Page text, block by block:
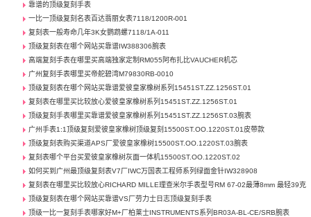
靠谱的顶级复刻手表
一比一顶级复刻名表百达翡丽女表7118/1200R-001
复刻表一般寿命几年3K女鹦鹉螺7118/1A-011
顶级复刻表在哪个网站买靠谱IW388306腕表
高端复刻手表在哪里买高端独家定制RM055阿布扎比VAUCHER机芯
广州复刻手表哪里买帝舵碧湾M79830RB-0010
顶级复刻表在哪个网站买靠谱爱彼皇家橡树系列15451ST.ZZ.1256ST.01
复刻表在哪里买比较放心爱彼皇家橡树系列15451ST.ZZ.1256ST.01
顶级复刻手表哪里买靠谱爱彼皇家橡树系列15451ST.ZZ.1256ST.03腕表
广州手表1:1顶级复刻爱彼皇家橡树顶级复刻15500ST.OO.1220ST.01皮带款
顶级复刻表购买渠道APS厂爱彼皇家橡树15500ST.OO.1220ST.03腕表
复刻表哪个平台买爱彼皇家橡树灰面一体机15500ST.OO.1220ST.02
如何买到广州最顶级复刻表V7厂IWC万国表工程师系列绿面金针IW328908
复刻表在哪里买比较放心RICHARD MILLE理查米尔手表型号RM 67-02最薄8mm 最轻39克
顶级复刻表在哪个网站买靠谱VS厂劳力士日志顶级复刻手表
顶级一比一复刻手表哪家好M+厂柏莱士INSTRUMENTS系列BR03A-BL-CE/SRB腕表